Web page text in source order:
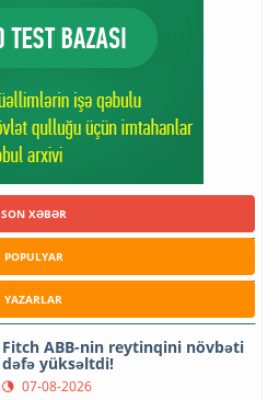
SON XƏBƏR
POPULYAR
YAZARLAR
Fitch ABB-nin reytinqini növbəti
dəfə yüksəltdi!
07-08-2026